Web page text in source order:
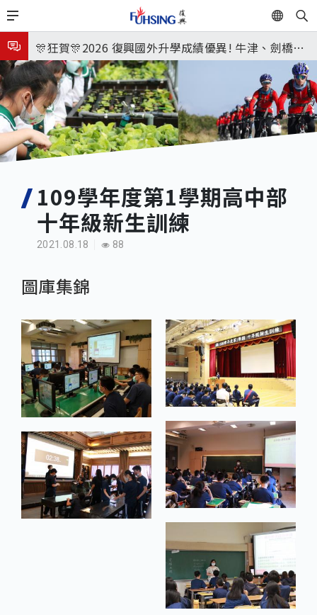
移
至
主
內
容
EN
🎉🎉🎉狂賀! 12望蘇同學榮錄MIT麻省理工學院，本校
連續兩年錄取世界第一學府！
🎊狂賀🎊2026 復興國外升學成績優異! 牛津、劍橋首
次雙星閃耀✨
115年校本部大學榜單再創佳績🎉，32％達醫學系錄
取標準、62%達台大錄取標準。各組合4科60級分9人
🎊
7月27日 中學暑輔開始
8月3日 分科成績公布
🎉🎉🎉狂賀! 12望蘇同學榮錄MIT麻省理工學院，本校
連續兩年錄取世界第一學府！
109學年度第1學期高中部
十年級新生訓練
2021.08.18 88
圖庫集錦